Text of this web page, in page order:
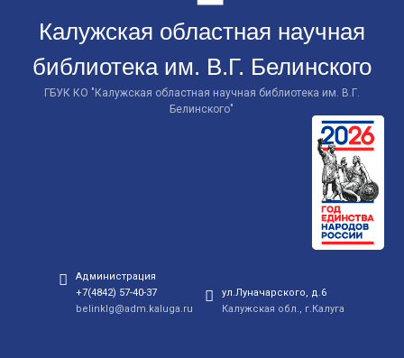
Калужская областная научная
библиотека им. В.Г. Белинского
ГБУК КО "Калужская областная научная библиотека им. В.Г.
Белинского"
Администрация
+7(4842) 57-40-37
belinklg@adm.kaluga.ru
ул.Луначарского, д.6
Калужская обл., г.Калуга